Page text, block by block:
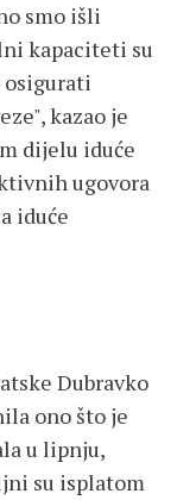
smo išli
kapaciteti su
osigurati
kazao je
dijelu iduće
ugovora
iduće
Dubravko
ono što je
u lipnju,
su isplatom